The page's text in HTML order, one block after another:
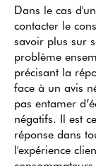
Dans le cas
contacter le
savoir plus sur
problème
précisant la
face à un avis
pas entamer
négatifs. Il est
réponse dans
l'expérience